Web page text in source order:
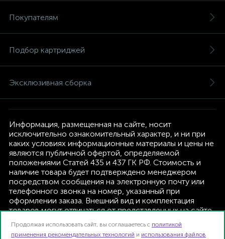
Покупателям
Подбор картриджей
Эксклюзивная сборка
Информация, размещенная на сайте, носит
исключительно ознакомительный характер, и ни при
каких условиях информационные материалы и цены не
являются публичной офертой, определяемой
положениями Статей 435 и 437 ГК РФ. Стоимость и
наличие товара будет подтверждено менеджером
посредством сообщения на электронную почту или
телефонного звонка на номер, указанный при
оформлении заказа. Внешний вид и комплектация
товаров могут отличаться от представленных на сайте.
текущую комплектацию, без дополнительного
Продолжая использовать сайт, вы соглашаетесь с политикой
применения рекомендательных технологий и использования файлов